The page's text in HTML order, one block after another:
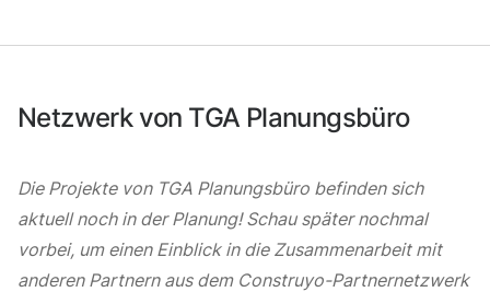
Netzwerk von TGA Planungsbüro
Die Projekte von TGA Planungsbüro befinden sich
aktuell noch in der Planung! Schau später nochmal
vorbei, um einen Einblick in die Zusammenarbeit mit
anderen Partnern aus dem Construyo-Partnernetzwerk